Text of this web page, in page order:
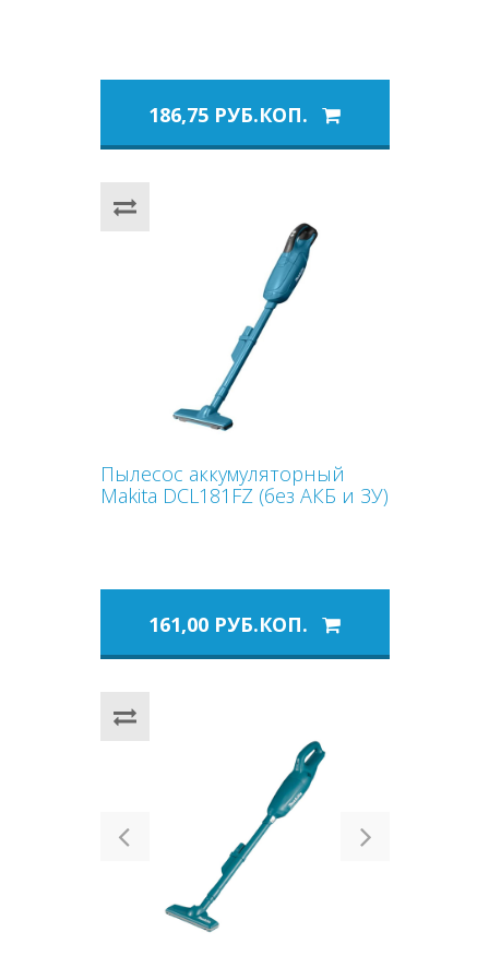
186,75 РУБ.КОП.
Пылесос аккумуляторный
Makita DCL181FZ (без АКБ и ЗУ)
161,00 РУБ.КОП.
Previous Next